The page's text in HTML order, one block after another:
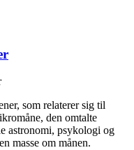
som relaterer sig til
den omtalte
astronomi, psykologi og
masse om månen.